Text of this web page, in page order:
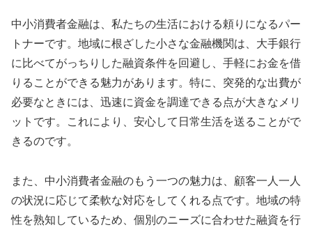
中小消費者金融は、私たちの生活における頼りになるパー
トナーです。地域に根ざした小さな金融機関は、大手銀行
に比べてがっちりした融資条件を回避し、手軽にお金を借
りることができる魅力があります。特に、突発的な出費が
必要なときには、迅速に資金を調達できる点が大きなメリ
ットです。これにより、安心して日常生活を送ることがで
きるのです。
また、中小消費者金融のもう一つの魅力は、顧客一人一人
の状況に応じて柔軟な対応をしてくれる点です。地域の特
性を熟知しているため、個別のニーズに合わせた融資を行